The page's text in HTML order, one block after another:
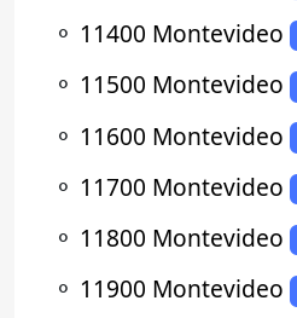
⚬ 11400 Montevideo
⚬ 11500 Montevideo
⚬ 11600 Montevideo
⚬ 11700 Montevideo
⚬ 11800 Montevideo
⚬ 11900 Montevideo